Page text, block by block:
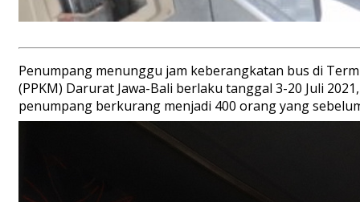
Penumpang menunggu jam keberangkatan bus di
(PPKM) Darurat Jawa-Bali berlaku tanggal 3-20 Juli
penumpang berkurang menjadi 400 orang yang